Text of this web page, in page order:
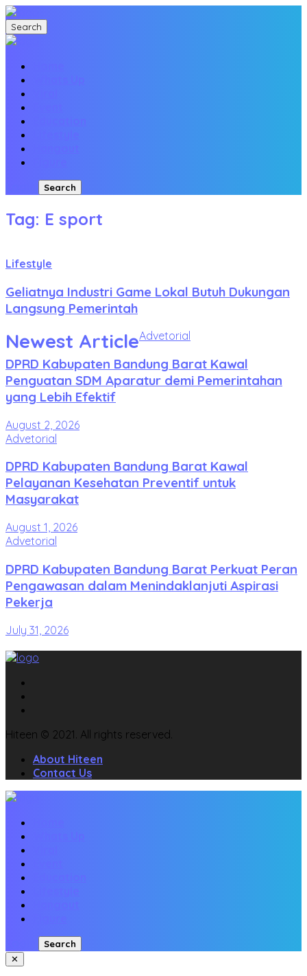
Search
Search
Tag: E sport
Lifestyle
Geliatnya Industri Game Lokal Butuh Dukungan
Langsung Pemerintah
Newest ArticleAdvetorial
DPRD Kabupaten Bandung Barat Kawal
Penguatan SDM Aparatur demi Pemerintahan
yang Lebih Efektif
August 2, 2026
Advetorial
DPRD Kabupaten Bandung Barat Kawal
Pelayanan Kesehatan Preventif untuk
Masyarakat
August 1, 2026
Advetorial
DPRD Kabupaten Bandung Barat Perkuat Peran
Pengawasan dalam Menindaklanjuti Aspirasi
Pekerja
July 31, 2026
Hiteen © 2021. All rights reserved.
About Hiteen
Contact Us
Search
✕